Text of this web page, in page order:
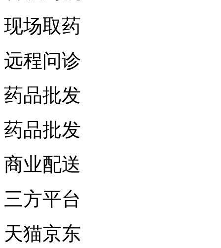
现场取药
远程问诊
药品批发
药品批发
商业配送
三方平台
天猫京东